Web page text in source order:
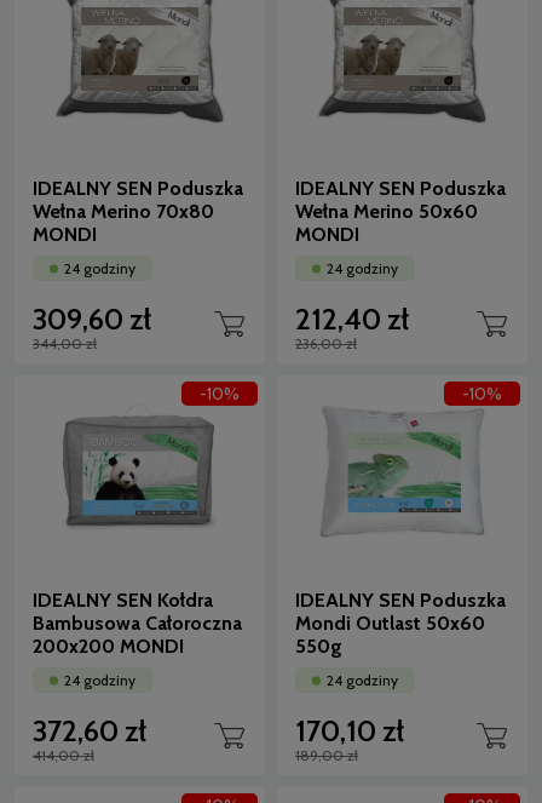
IDEALNY SEN Poduszka
Wełna Merino 70x80
MONDI
24 godziny
309,60 zł
344,00 zł
IDEALNY SEN Poduszka
Wełna Merino 50x60
MONDI
24 godziny
212,40 zł
236,00 zł
IDEALNY SEN Kołdra
Bambusowa Całoroczna
200x200 MONDI
24 godziny
372,60 zł
414,00 zł
-10%
IDEALNY SEN Poduszka
Mondi Outlast 50x60
550g
24 godziny
170,10 zł
189,00 zł
-10%